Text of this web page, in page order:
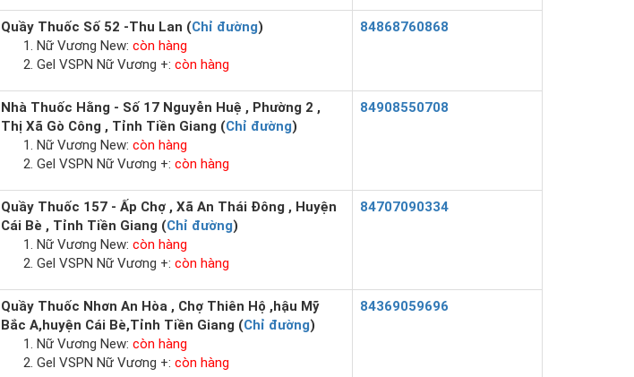
Quầy Thuốc Số 52 -Thu Lan (Chỉ đường)
Nữ Vương New: còn hàng
Gel VSPN Nữ Vương +: còn hàng
84868760868
Nhà Thuốc Hằng - Số 17 Nguyễn Huệ , Phường 2 ,
Thị Xã Gò Công , Tỉnh Tiền Giang (Chỉ đường)
Nữ Vương New: còn hàng
Gel VSPN Nữ Vương +: còn hàng
84908550708
Quầy Thuốc 157 - Ấp Chợ , Xã An Thái Đông , Huyện
Cái Bè , Tỉnh Tiền Giang (Chỉ đường)
Nữ Vương New: còn hàng
Gel VSPN Nữ Vương +: còn hàng
84707090334
Quầy Thuốc Nhơn An Hòa , Chợ Thiên Hộ ,hậu Mỹ
Bắc A,huyện Cái Bè,Tỉnh Tiền Giang (Chỉ đường)
Nữ Vương New: còn hàng
Gel VSPN Nữ Vương +: còn hàng
84369059696